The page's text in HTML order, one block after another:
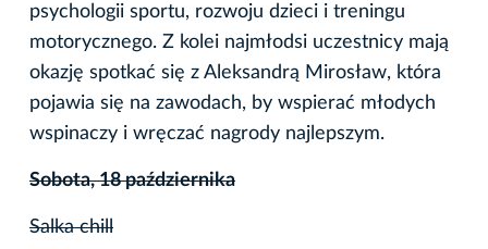
psychologii sportu, rozwoju dzieci i treningu
motorycznego. Z kolei najmłodsi uczestnicy mają
okazję spotkać się z Aleksandrą Mirosław, która
pojawia się na zawodach, by wspierać młodych
wspinaczy i wręczać nagrody najlepszym.
Sobota, 18 października
Salka chill